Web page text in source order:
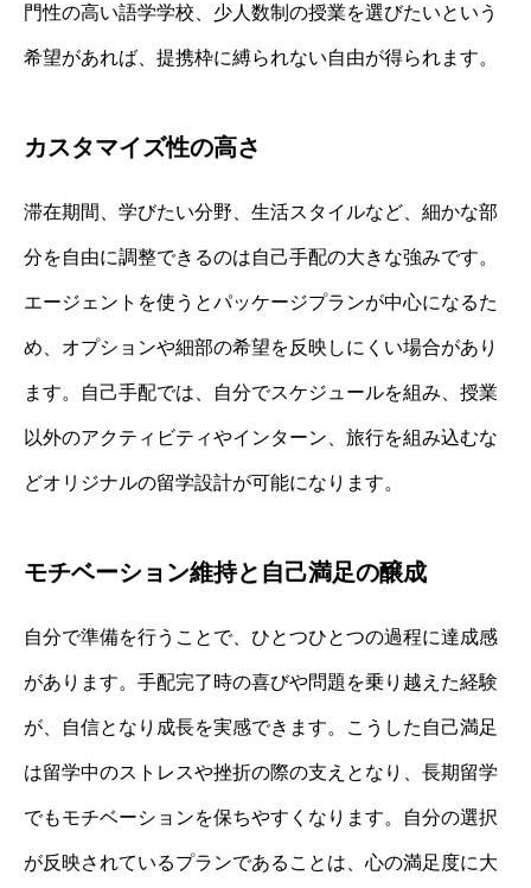
門性の高い語学学校、少人数制の授業を選びたいという
希望があれば、提携枠に縛られない自由が得られます。
カスタマイズ性の高さ
滞在期間、学びたい分野、生活スタイルなど、細かな部
分を自由に調整できるのは自己手配の大きな強みです。
エージェントを使うとパッケージプランが中心になるた
め、オプションや細部の希望を反映しにくい場合があり
ます。自己手配では、自分でスケジュールを組み、授業
以外のアクティビティやインターン、旅行を組み込むな
どオリジナルの留学設計が可能になります。
モチベーション維持と自己満足の醸成
自分で準備を行うことで、ひとつひとつの過程に達成感
があります。手配完了時の喜びや問題を乗り越えた経験
が、自信となり成長を実感できます。こうした自己満足
は留学中のストレスや挫折の際の支えとなり、長期留学
でもモチベーションを保ちやすくなります。自分の選択
が反映されているプランであることは、心の満足度に大